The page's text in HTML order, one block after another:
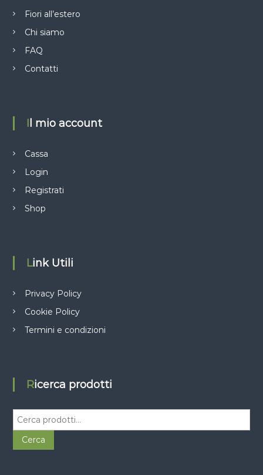
Fiori all’estero
Chi siamo
FAQ
Contatti
Il mio account
Cassa
Login
Registrati
Shop
Link Utili
Privacy Policy
Cookie Policy
Termini e condizioni
Ricerca prodotti
c
Cerca